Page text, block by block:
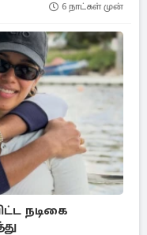
6 நாட்கள் முன்
நடிகை